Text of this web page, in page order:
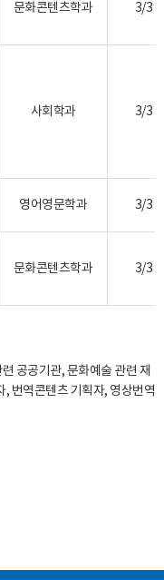
문화콘텐츠학과 3/3
사회학과 3/3
영어영문학과 3/3
문화콘텐츠학과 3/3
공공기관, 문화예술 관련 재
, 번역콘텐츠 기획자, 영상번역